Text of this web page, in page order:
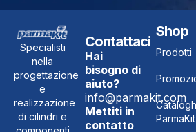
Specialisti
nella
progettazione
e
realizzazione
di cilindri e
Contattaci
Hai
bisogno di
aiuto?
info@parmakit.com
Mettiti in
contatto
Shop
Prodotti
ParmaKit